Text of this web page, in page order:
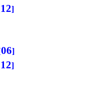
12
06
12